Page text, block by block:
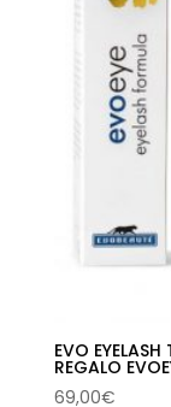
EVO
REGALO
69,00€